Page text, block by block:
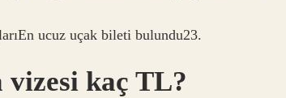
ucuz uçak bileti bulundu23.
vizesi kaç TL?